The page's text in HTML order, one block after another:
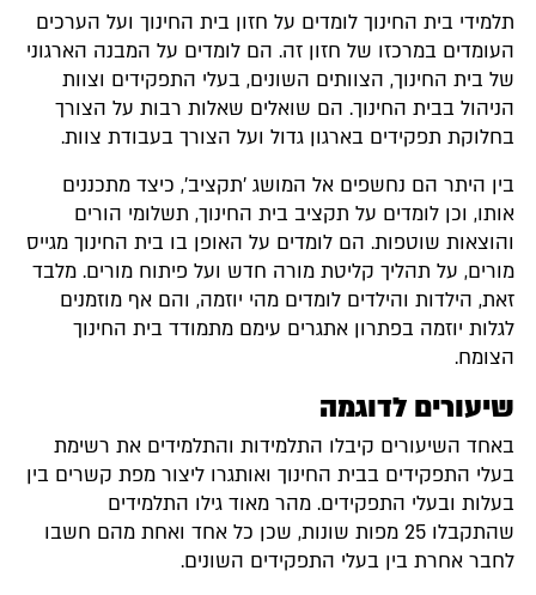
בית החינוך לומדים על חזון בית החינוך ועל הערכים
במרכזו של חזון זה. הם לומדים על המבנה הארגוני
בית החינוך, הצוותים השונים, בעלי התפקידים וצוות
בבית החינוך. הם שואלים שאלות רבות על הצורך
תפקידים בארגון גדול ועל הצורך בעבודת צוות.
היתר הם נחשפים אל המושג 'תקציב', כיצד מתכננים
וכן לומדים על תקציב בית החינוך, תשלומי הורים
שוטפות. הם לומדים על האופן בו בית החינוך מגייס
על תהליך קליטת מורה חדש ועל פיתוח מורים. מלבד
הילדות והילדים לומדים מהי יוזמה, והם אף מוזמנים
יוזמה בפתרון אתגרים עימם מתמודד בית החינוך
לדוגמה
השיעורים קיבלו התלמידות והתלמידים את רשימת
התפקידים בבית החינוך ואותגרו ליצור מפת קשרים בין
ובעלי התפקידים. מהר מאוד גילו התלמידים
שהתקבלו 25 מפות שונות, שכן כל אחד ואחת מהם חשבו
אחרת בין בעלי התפקידים השונים.